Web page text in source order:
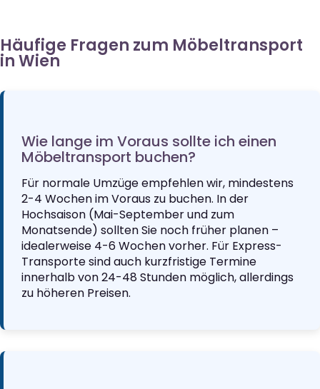
Häufige Fragen zum Möbeltransport
in Wien
Wie lange im Voraus sollte ich einen
Möbeltransport buchen?
Für normale Umzüge empfehlen wir, mindestens
2-4 Wochen im Voraus zu buchen. In der
Hochsaison (Mai-September und zum
Monatsende) sollten Sie noch früher planen –
idealerweise 4-6 Wochen vorher. Für Express-
Transporte sind auch kurzfristige Termine
innerhalb von 24-48 Stunden möglich, allerdings
zu höheren Preisen.